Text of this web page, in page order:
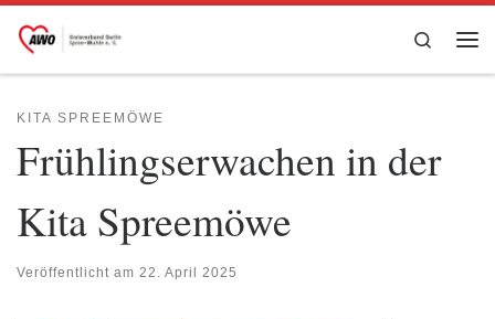
Zum Inhalt springen
Search
KITA SPREEMÖWE
Frühlingserwachen in der
Kita Spreemöwe
Veröffentlicht am 22. April 2025